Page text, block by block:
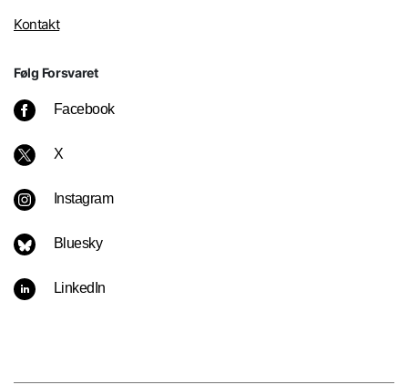
Kontakt
Følg Forsvaret
Facebook
X
Instagram
Bluesky
LinkedIn